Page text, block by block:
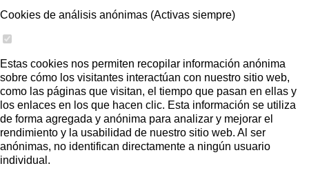
Cookies de análisis anónimas (Activas siempre)
Estas cookies nos permiten recopilar información anónima
sobre cómo los visitantes interactúan con nuestro sitio web,
como las páginas que visitan, el tiempo que pasan en ellas y
los enlaces en los que hacen clic. Esta información se utiliza
de forma agregada y anónima para analizar y mejorar el
rendimiento y la usabilidad de nuestro sitio web. Al ser
anónimas, no identifican directamente a ningún usuario
individual.